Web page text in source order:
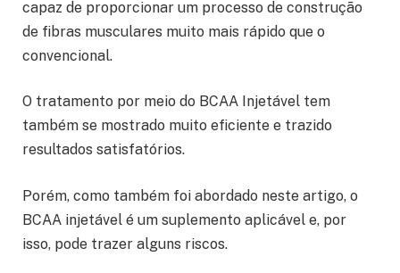
capaz de proporcionar um processo de construção
de fibras musculares muito mais rápido que o
convencional.
O tratamento por meio do BCAA Injetável tem
também se mostrado muito eficiente e trazido
resultados satisfatórios.
Porém, como também foi abordado neste artigo, o
BCAA injetável é um suplemento aplicável e, por
isso, pode trazer alguns riscos.